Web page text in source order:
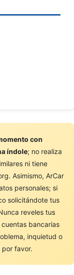
con
índole; no realiza
ni tiene
Asimismo, ArCar
personales; si
solicitándote tus
reveles tus
bancarias
inquietud o
favor.